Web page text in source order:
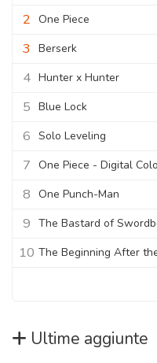
2 One Piece
3 Berserk
4 Hunter x Hunter
5 Blue Lock
6 Solo Leveling
7 One Piece - Digital
8 One Punch-Man
9 The Bastard of
10 The Beginning After
Ultime aggiunte